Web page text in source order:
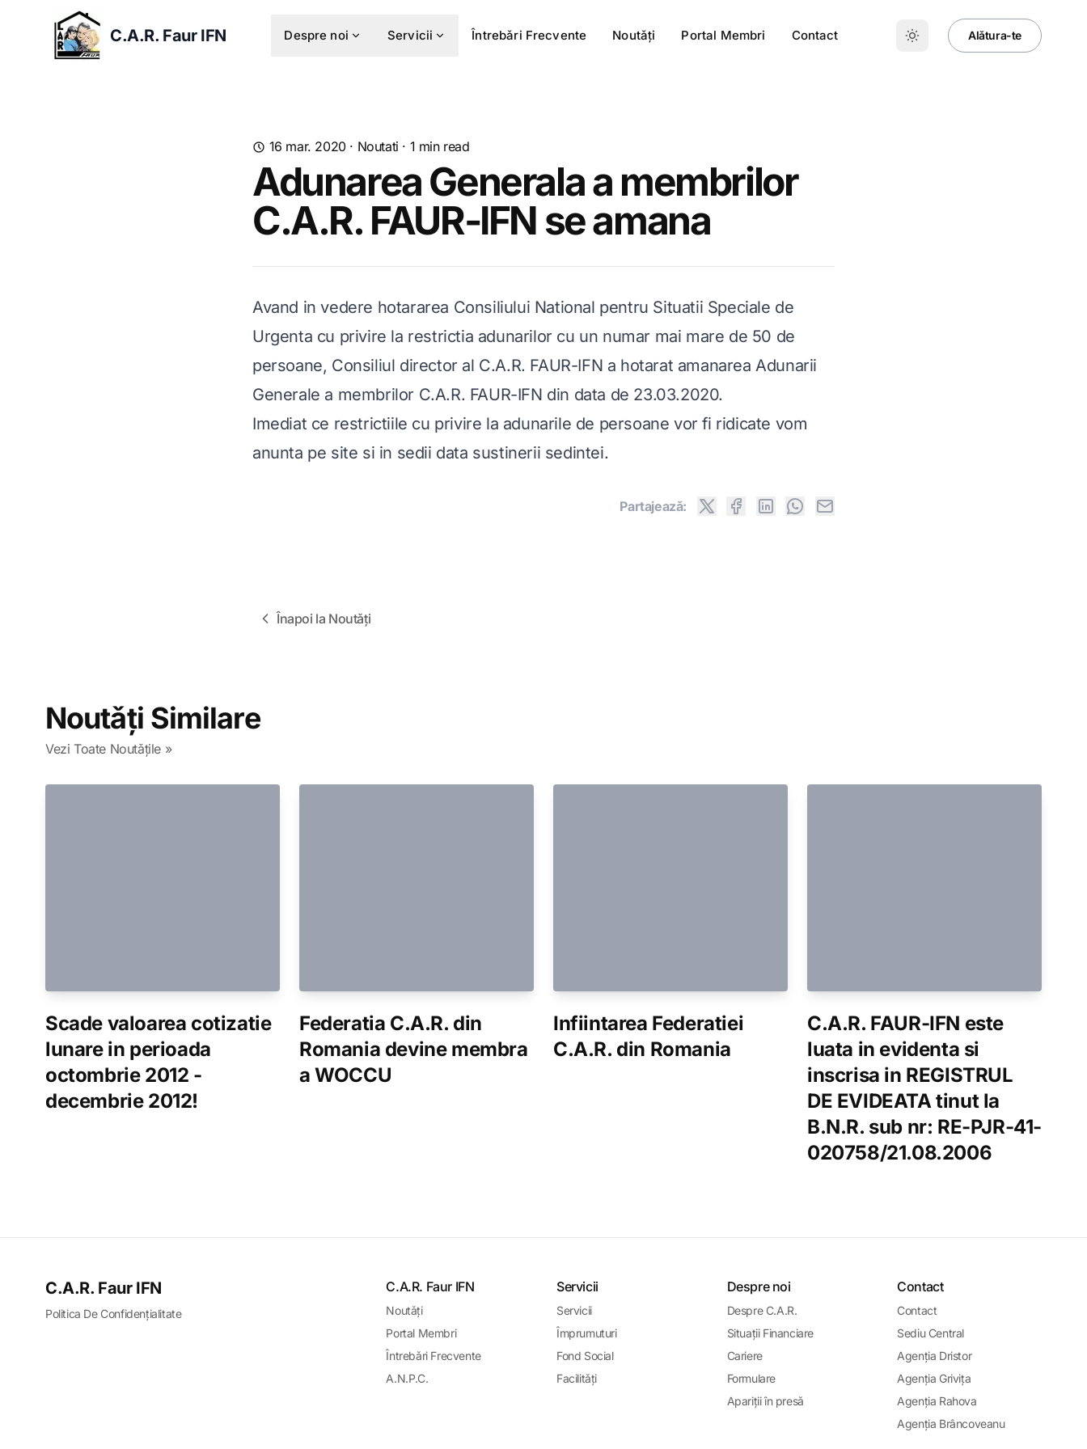
C.A.R. Faur IFN Despre noi Servicii Întrebǎri Frecvente Noutǎți Portal Membri Contact Alǎtura-te
16 mar. 2020· Noutati · 1 min read
Adunarea Generala a membrilor
C.A.R. FAUR-IFN se amana
Avand in vedere hotararea Consiliului National pentru Situatii Speciale de
Urgenta cu privire la restrictia adunarilor cu un numar mai mare de 50 de
persoane, Consiliul director al C.A.R. FAUR-IFN a hotarat amanarea Adunarii
Generale a membrilor C.A.R. FAUR-IFN din data de 23.03.2020.
Imediat ce restrictiile cu privire la adunarile de persoane vor fi ridicate vom
anunta pe site si in sedii data sustinerii sedintei.
Partajeazǎ:
Înapoi la Noutǎți
Noutǎți Similare
Vezi Toate Noutǎțile »
Scade valoarea cotizatie
lunare in perioada
octombrie 2012 -
decembrie 2012!
Federatia C.A.R. din
Romania devine membra
a WOCCU
Infiintarea Federatiei
C.A.R. din Romania
C.A.R. FAUR-IFN este
luata in evidenta si
inscrisa in REGISTRUL
DE EVIDEATA tinut la
B.N.R. sub nr: RE-PJR-41-
020758/21.08.2006
C.A.R. Faur IFN
Politica De Confidențialitate
C.A.R. Faur IFN
Noutǎți
Portal Membri
Întrebǎri Frecvente
A.N.P.C.
Servicii
Servicii
Împrumuturi
Fond Social
Facilitǎți
Despre noi
Despre C.A.R.
Situații Financiare
Cariere
Formulare
Apariții în presǎ
Contact
Contact
Sediu Central
Agenția Dristor
Agenția Grivița
Agenția Rahova
Agenția Brâncoveanu